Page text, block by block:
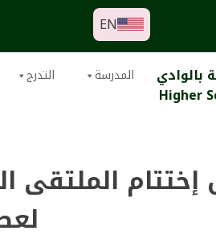
EN
بالوادي
Higher
المدرسة التدرج
الملتقى